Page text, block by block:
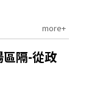
more+
區隔-從政